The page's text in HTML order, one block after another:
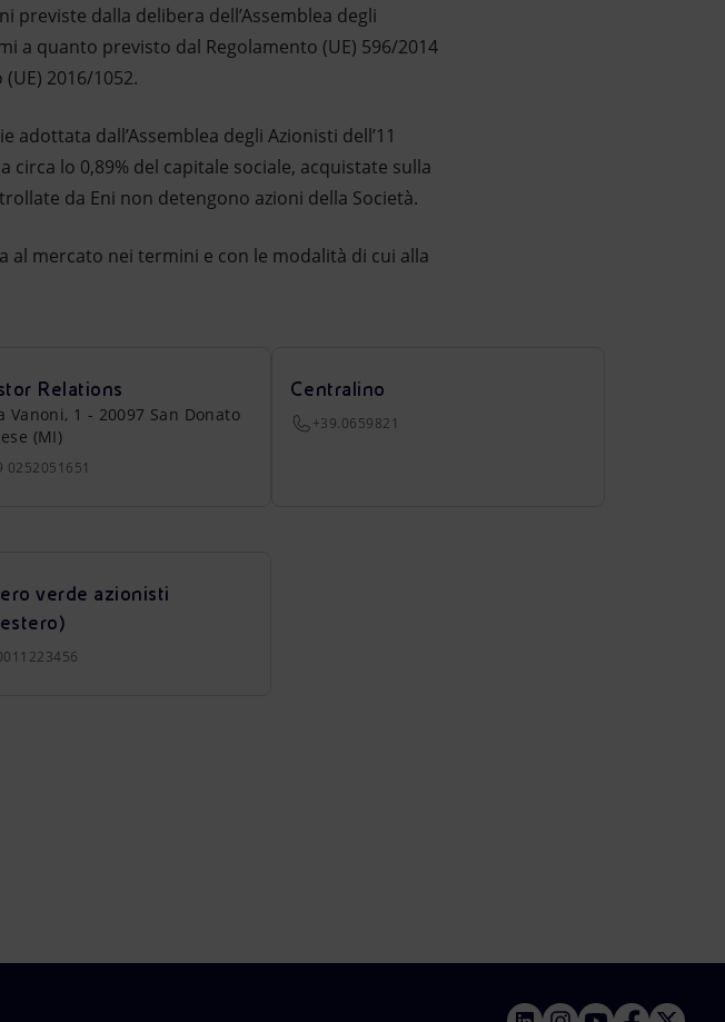
previste dalla delibera dell’Assemblea degli
a quanto previsto dal Regolamento (UE) 596/2014
2016/1052.
dall’Assemblea degli Azionisti dell’11
circa lo 0,89% del capitale sociale, acquistate sulla
da Eni non detengono azioni della Società.
mercato nei termini e con le modalità di cui alla
Relations
Vanoni, 1 - 20097 San Donato
(MI)
0252051651
Centralino
+39.0659821
verde azionisti